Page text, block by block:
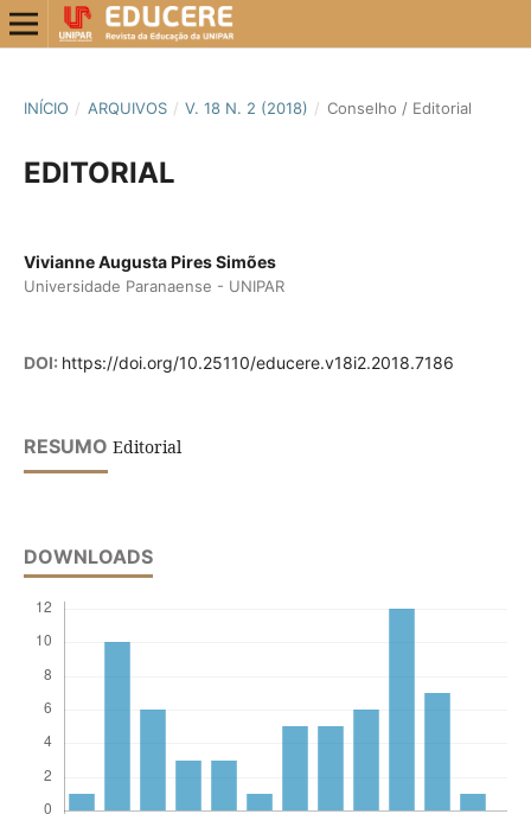
INÍCIO / ARQUIVOS / V. 18 N. 2 (2018) / Conselho / Editorial
EDITORIAL
Vivianne Augusta Pires Simões
Universidade Paranaense - UNIPAR
DOI: https://doi.org/10.25110/educere.v18i2.2018.7186
RESUMO Editorial
DOWNLOADS